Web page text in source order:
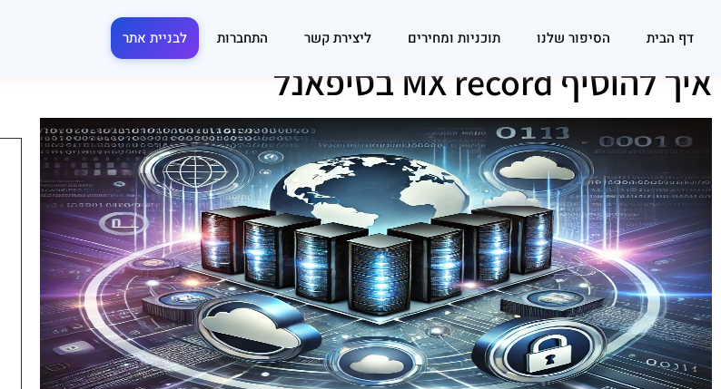
דף הבית הסיפור שלנו תוכניות ומחירים ליצירת קשר התחברות לבניית אתר
איך להוסיף MX record בסיפאנל